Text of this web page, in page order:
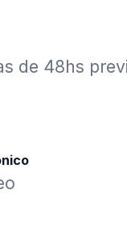
de 48hs